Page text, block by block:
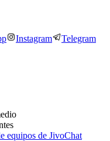
Instagram Telegram
equipos de JivoChat